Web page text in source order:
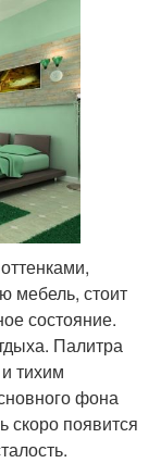
мебель, стоит
состояние.
Палитра
тихим
фона
скоро появится